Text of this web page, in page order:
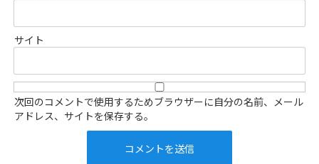
サイト
次回のコメントで使用するためブラウザーに自分の名前、メール
アドレス、サイトを保存する。